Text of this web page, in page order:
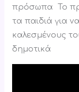
πρόσωπα Το
τα παιδιά για
καλεσμένους
δημοτικά